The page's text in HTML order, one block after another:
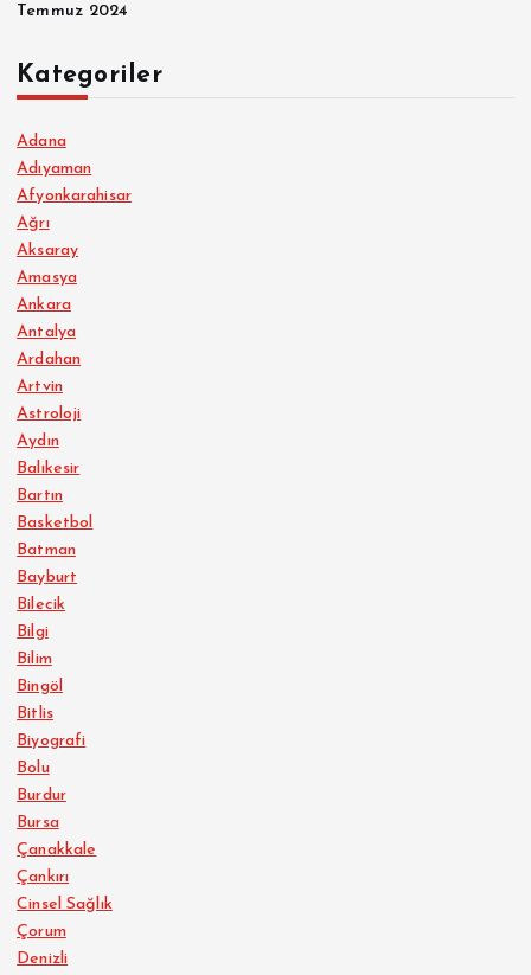
Temmuz 2024
Kategoriler
Adana
Adıyaman
Afyonkarahisar
Ağrı
Aksaray
Amasya
Ankara
Antalya
Ardahan
Artvin
Astroloji
Aydın
Balıkesir
Bartın
Basketbol
Batman
Bayburt
Bilecik
Bilgi
Bilim
Bingöl
Bitlis
Biyografi
Bolu
Burdur
Bursa
Çanakkale
Çankırı
Cinsel Sağlık
Çorum
Denizli